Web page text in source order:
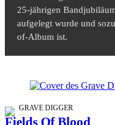
25-jährigen
aufgelegt wurde und
of-Album ist.
GRAVE DIGGER
Fields Of Blood